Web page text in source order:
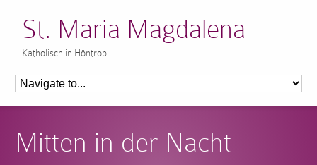
St. Maria Magdalena
Katholisch in Höntrop
Mitten in der Nacht